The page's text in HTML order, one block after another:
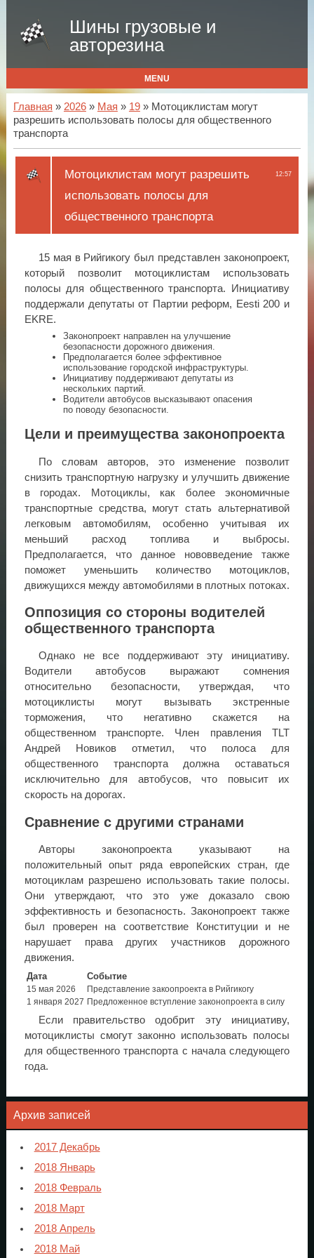
Шины грузовые и
авторезина
MENU
Главная » 2026 » Мая » 19» Мотоциклистам могут
разрешить использовать полосы для общественного
транспорта
12:57
Мотоциклистам могут разрешить
использовать полосы для
общественного транспорта
15 мая в Рийгикогу был представлен законопроект,
который позволит мотоциклистам использовать
полосы для общественного транспорта. Инициативу
поддержали депутаты от Партии реформ, Eesti 200 и
EKRE.
Законопроект направлен на улучшение
безопасности дорожного движения.
Предполагается более эффективное
использование городской инфраструктуры.
Инициативу поддерживают депутаты из
нескольких партий.
Водители автобусов высказывают опасения
по поводу безопасности.
Цели и преимущества законопроекта
По словам авторов, это изменение позволит
снизить транспортную нагрузку и улучшить движение
в городах. Мотоциклы, как более экономичные
транспортные средства, могут стать альтернативой
легковым автомобилям, особенно учитывая их
меньший расход топлива и выбросы.
Предполагается, что данное нововведение также
поможет уменьшить количество мотоциклов,
движущихся между автомобилями в плотных потоках.
Оппозиция со стороны водителей
общественного транспорта
Однако не все поддерживают эту инициативу.
Водители автобусов выражают сомнения
относительно безопасности, утверждая, что
мотоциклисты могут вызывать экстренные
торможения, что негативно скажется на
общественном транспорте. Член правления TLT
Андрей Новиков отметил, что полоса для
общественного транспорта должна оставаться
исключительно для автобусов, что повысит их
скорость на дорогах.
Сравнение с другими странами
Авторы законопроекта указывают на
положительный опыт ряда европейских стран, где
мотоциклам разрешено использовать такие полосы.
Они утверждают, что это уже доказало свою
эффективность и безопасность. Законопроект также
был проверен на соответствие Конституции и не
нарушает права других участников дорожного
движения.
Дата Событие
15 мая 2026
Представление закоопроекта в Рийгикогу
1 января 2027 Предложенное вступление законопроекта в силу
Если правительство одобрит эту инициативу,
мотоциклисты смогут законно использовать полосы
для общественного транспорта с начала следующего
года.
Архив записей
2017 Декабрь
2018 Январь
2018 Февраль
2018 Март
2018 Апрель
2018 Май